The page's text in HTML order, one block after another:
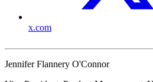
x.com
Jennifer Flannery O'Connor